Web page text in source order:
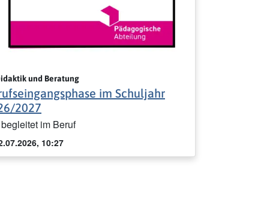
und Beratung
im Schuljahr
2027
im Beruf
10:27